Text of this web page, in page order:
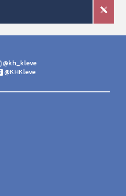
@kh_kleve
@KHKleve